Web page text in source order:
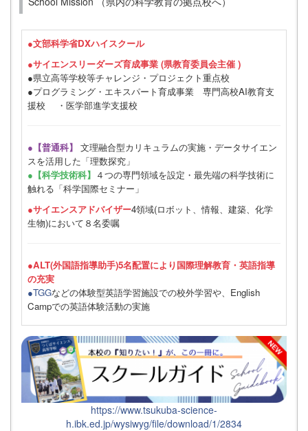
●文部科学省DXハイスクール
●サイエンスリーダーズ育成事業 (県教育委員会主催 )
●県立高等学校等チャレンジ・プロジェクト重点校
●プログラミング・エキスパート育成事業 専門高校AI教育支
援校 ・医学部進学支援校
●【普通科】 文理融合型カリキュラムの実施・データサイエン
スを活用した「理数探究」
●【科学技術科】 ４つの専門領域を設定・最先端の科学技術に
触れる「科学国際セミナー」
●サイエンスアドバイザー4領域(ロボット、情報、建築、化学
生物)において８名委嘱
●ALT(外国語指導助手)5名配置により国際理解教育・英語指導
の充実
●TGGなどの体験型英語学習施設での校外学習や、English
Campでの英語体験活動の実施
https://www.tsukuba-science-
h.ibk.ed.jp/wysiwyg/file/download/1/2834